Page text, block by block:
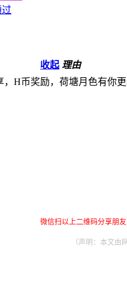
过
收起 理由
，H币奖励，荷塘月色有你更
微信扫以上二维码分享朋
（声明：本文由